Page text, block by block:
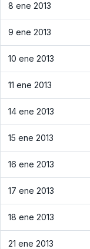
8 ene 2013
9 ene 2013
10 ene 2013
11 ene 2013
14 ene 2013
15 ene 2013
16 ene 2013
17 ene 2013
18 ene 2013
21 ene 2013